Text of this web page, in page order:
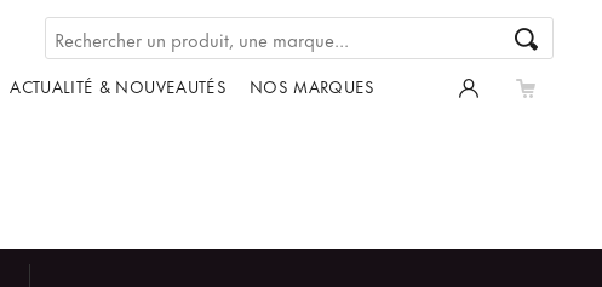
ACTUALITÉ & NOUVEAUTÉS NOS MARQUES